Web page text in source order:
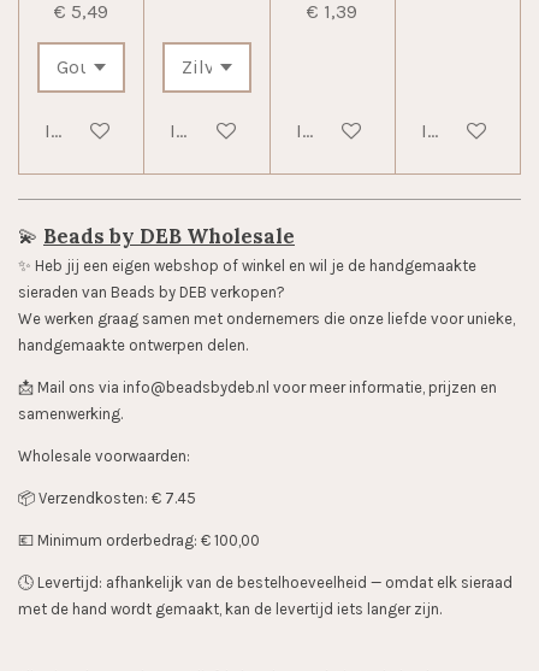
€ 5,49
In winkelwagenIn winkelwagen
€ 1,39
In winkelwagenIn
💫 Beads by DEB Wholesale
✨️ Heb jij een eigen webshop of winkel en wil je de handgemaakte
sieraden van Beads by DEB verkopen?
We werken graag samen met ondernemers die onze liefde voor unieke,
handgemaakte ontwerpen delen.
📩 Mail ons via info@beadsbydeb.nl voor meer informatie, prijzen en
samenwerking.
Wholesale voorwaarden:
📦 Verzendkosten: € 7.45
💶 Minimum orderbedrag: € 100,00
🕓 Levertijd: afhankelijk van de bestelhoeveelheid — omdat elk sieraad
met de hand wordt gemaakt, kan de levertijd iets langer zijn.